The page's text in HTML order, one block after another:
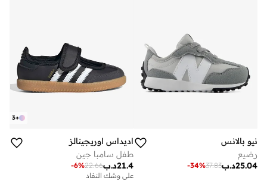
نيو بالانس
رضيع
د.ب25.04
37.83
-34%
+
3
اديداس اوريجينالز
طفل سامبا جين
د.ب21.4
22.66
-6%
على وشك النفاد